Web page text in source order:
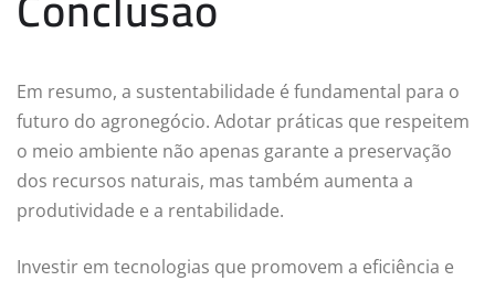
Em resumo, a sustentabilidade é fundamental para o
futuro do agronegócio. Adotar práticas que respeitem
o meio ambiente não apenas garante a preservação
dos recursos naturais, mas também aumenta a
produtividade e a rentabilidade.
Investir em tecnologias que promovem a eficiência e